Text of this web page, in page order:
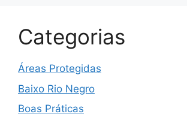
Categorias
Áreas Protegidas
Baixo Rio Negro
Boas Práticas